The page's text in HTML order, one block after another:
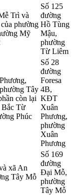
Trì và
phường
Mỹ
Số 125
đường
Hồ Tùng
Mậu,
phường
Từ Liêm
Tây
còn lại
Bắc Từ
Phúc
Số 28
đường
Foresa
4B,
KĐT
Xuân
Phương,
phường
Xuân
Phương
xã An
Tây Mỗ
Số 169
đường
Đại Mỗ,
phường
Tây Mỗ